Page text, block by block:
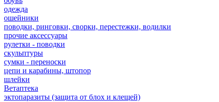
одежда
ошейники
поводки, ринговки, сворки, перестежки, водилки
прочие аксессуары
рулетки - поводки
скульптуры
сумки - переноски
цепи и карабины, штопор
шлейки
Ветаптека
эктопаразиты (защита от блох и клещей)